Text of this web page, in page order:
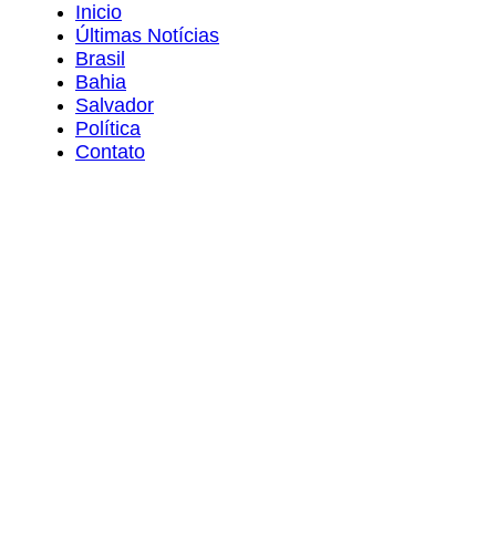
Inicio
Últimas Notícias
Brasil
Bahia
Salvador
Política
Contato